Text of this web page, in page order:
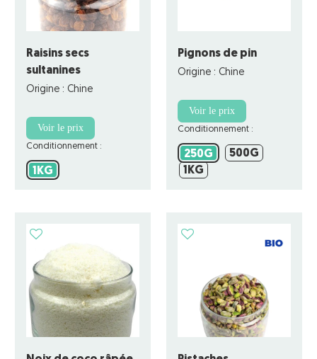
Raisins secs
sultanines
Origine : Chine
Voir le prix
Conditionnement :
1KG
Pignons de pin
Origine : Chine
Voir le prix
Conditionnement :
250G 250G500G
1KG